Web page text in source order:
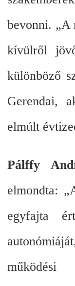
bevonni. „A
kívülről
különböző
Gerendai,
elmúlt
Pálffy
elmondta:
egyfajta
működési